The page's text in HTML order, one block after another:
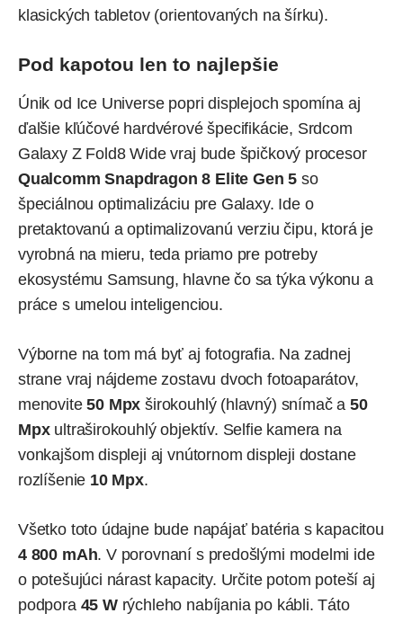
klasických tabletov (orientovaných na šírku).
Pod kapotou len to najlepšie
Únik od Ice Universe popri displejoch spomína aj
ďalšie kľúčové hardvérové špecifikácie, Srdcom
Galaxy Z Fold8 Wide vraj bude špičkový procesor
Qualcomm Snapdragon 8 Elite Gen 5 so
špeciálnou optimalizáciu pre Galaxy. Ide o
pretaktovanú a optimalizovanú verziu čipu, ktorá je
vyrobná na mieru, teda priamo pre potreby
ekosystému Samsung, hlavne čo sa týka výkonu a
práce s umelou inteligenciou.
Výborne na tom má byť aj fotografia. Na zadnej
strane vraj nájdeme zostavu dvoch fotoaparátov,
menovite50 Mpx širokouhlý (hlavný) snímač a 50
Mpxultraširokouhlý objektív. Selfie kamera na
vonkajšom displeji aj vnútornom displeji dostane
rozlíšenie 10 Mpx.
Všetko toto údajne bude napájať batéria s kapacitou
4 800 mAh. V porovnaní s predošlými modelmi ide
o potešujúci nárast kapacity. Určite potom poteší aj
podpora 45 Wrýchleho nabíjania po kábli. Táto